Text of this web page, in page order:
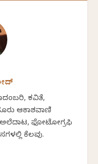
ಕವಿತೆ,
ಆಕಾಶವಾಣಿ
ಅಲೆದಾಟ, ಫೋಟೋಗ್ರಫಿ
ಕೆಲವು.